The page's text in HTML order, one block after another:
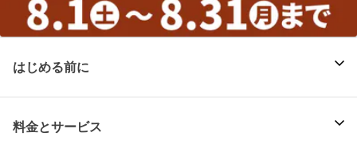
はじめる前に
料金とサービス